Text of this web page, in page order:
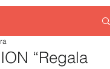
“Regala